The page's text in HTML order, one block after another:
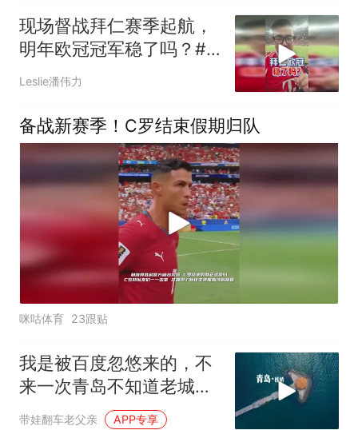
现场督战拜仁赛季起航，
明年欧冠冠军稳了吗？#
潘谈世界杯 #拜仁 #拜仁
Leslie潘伟力
备战新赛季！C罗结束假期归队
咪咕体育 23跟贴
我是被百度忽悠来的，不
来一次青岛不知道老城海
岸的震撼
带娃翻车老父亲 APP专享